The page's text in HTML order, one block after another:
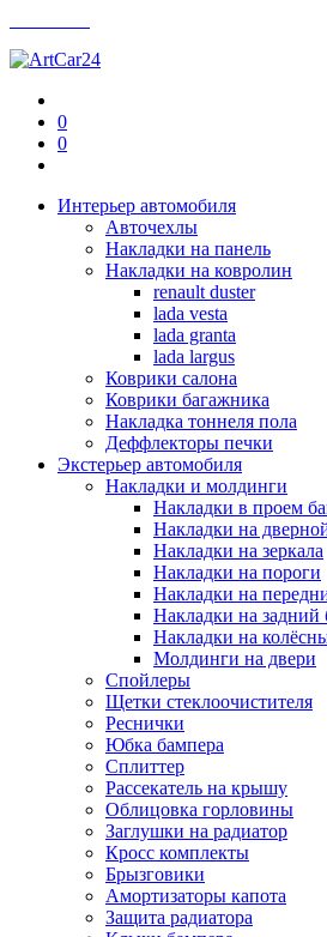
0
0
Интерьер автомобиля
Авточехлы
Накладки на панель
Накладки на ковролин
renault duster
lada vesta
lada granta
lada largus
Коврики салона
Коврики багажника
Накладка тоннеля пола
Деффлекторы печки
Экстерьер автомобиля
Накладки и молдинги
Накладки в проем
Накладки на
Накладки на зеркала
Накладки на пороги
Накладки на
Накладки на задний
Накладки на
Молдинги на двери
Спойлеры
Щетки стеклоочистителя
Реснички
Юбка бампера
Сплиттер
Рассекатель на крышу
Облицовка горловины
Заглушки на радиатор
Кросс комплекты
Брызговики
Амортизаторы капота
Защита радиатора